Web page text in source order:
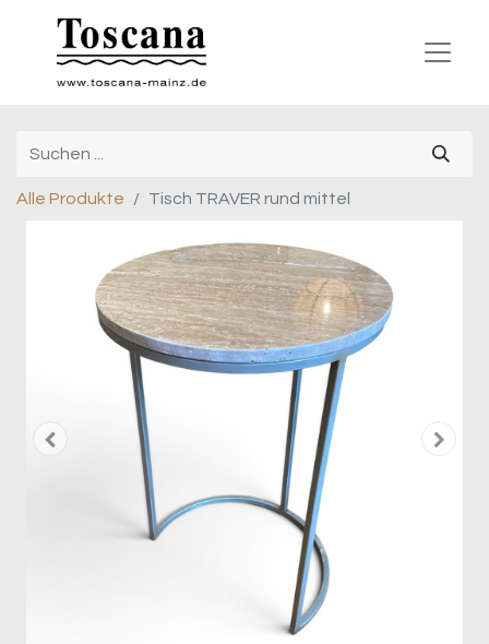
Alle Produkte Tisch TRAVER rund mittel